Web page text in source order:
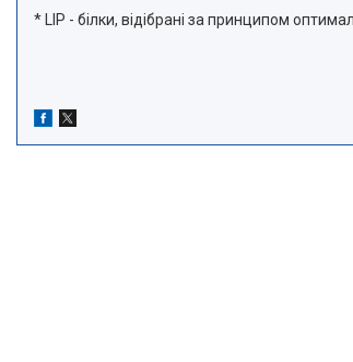
* LIP - білки, відібрані за принципом